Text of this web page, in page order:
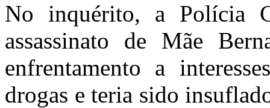
No inquérito, a Polícia
assassinato de Mãe
enfrentamento a
drogas e teria sido